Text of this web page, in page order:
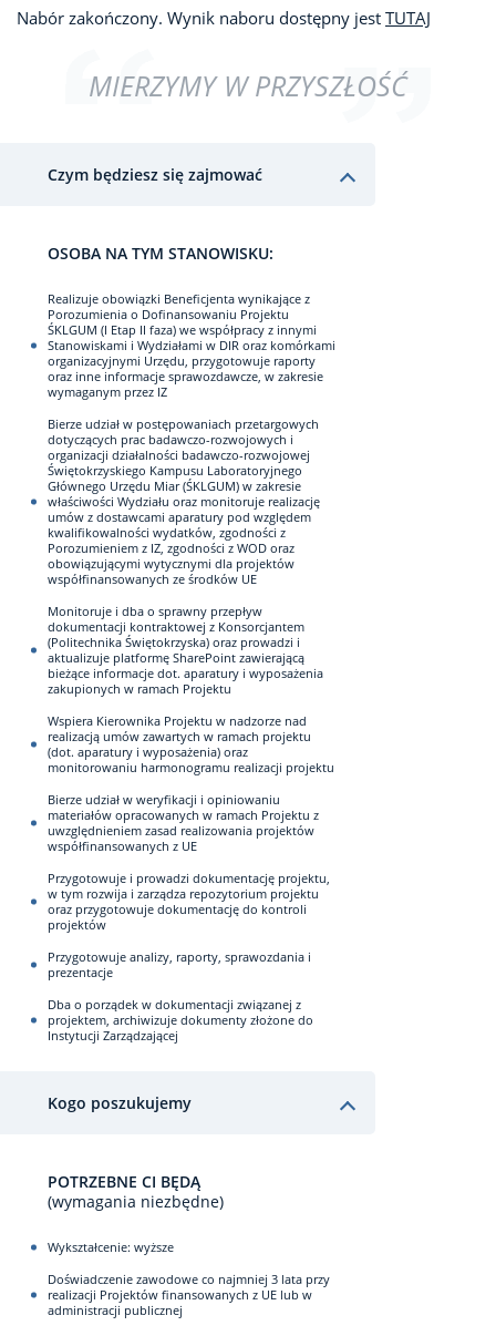
Nabór zakończony. Wynik naboru dostępny jest TUTAJ
MIERZYMY W PRZYSZŁOŚĆ
Czym będziesz się zajmować
OSOBA NA TYM STANOWISKU:
Realizuje obowiązki Beneficjenta wynikające z
Porozumienia o Dofinansowaniu Projektu
ŚKLGUM (I Etap II faza) we współpracy z innymi
Stanowiskami i Wydziałami w DIR oraz komórkami
organizacyjnymi Urzędu, przygotowuje raporty
oraz inne informacje sprawozdawcze, w zakresie
wymaganym przez IZ
Bierze udział w postępowaniach przetargowych
dotyczących prac badawczo-rozwojowych i
organizacji działalności badawczo-rozwojowej
Świętokrzyskiego Kampusu Laboratoryjnego
Głównego Urzędu Miar (ŚKLGUM) w zakresie
właściwości Wydziału oraz monitoruje realizację
umów z dostawcami aparatury pod względem
kwalifikowalności wydatków, zgodności z
Porozumieniem z IZ, zgodności z WOD oraz
obowiązującymi wytycznymi dla projektów
współfinansowanych ze środków UE
Monitoruje i dba o sprawny przepływ
dokumentacji kontraktowej z Konsorcjantem
(Politechnika Świętokrzyska) oraz prowadzi i
aktualizuje platformę SharePoint zawierającą
bieżące informacje dot. aparatury i wyposażenia
zakupionych w ramach Projektu
Wspiera Kierownika Projektu w nadzorze nad
realizacją umów zawartych w ramach projektu
(dot. aparatury i wyposażenia) oraz
monitorowaniu harmonogramu realizacji projektu
Bierze udział w weryfikacji i opiniowaniu
materiałów opracowanych w ramach Projektu z
uwzględnieniem zasad realizowania projektów
współfinansowanych z UE
Przygotowuje i prowadzi dokumentację projektu,
w tym rozwija i zarządza repozytorium projektu
oraz przygotowuje dokumentację do kontroli
projektów
Przygotowuje analizy, raporty, sprawozdania i
prezentacje
Dba o porządek w dokumentacji związanej z
projektem, archiwizuje dokumenty złożone do
Instytucji Zarządzającej
Kogo poszukujemy
POTRZEBNE CI BĘDĄ
(wymagania niezbędne)
Wykształcenie: wyższe
Doświadczenie zawodowe co najmniej 3 lata przy
realizacji Projektów finansowanych z UE lub w
administracji publicznej